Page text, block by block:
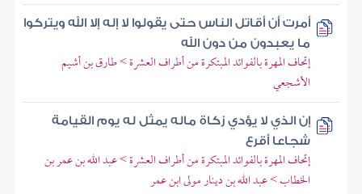
أمرت أن أقاتل الناس حتى يقولوا لا إله إلا الله ويتركوا
ما يعبدون من دون الله
إتحاف المهرة بالفوائد المبتكرة من أطراف العشرة > طارق بن أشيم
الأشجعي
إن الذي لا يؤدي زكاة ماله يمثل له يوم القيامة
شجاعا أقرع
إتحاف المهرة بالفوائد المبتكرة من أطراف العشرة > عبد الله بن عمر بن
الخطاب > عبد الله بن دينار مولى ابن عمر